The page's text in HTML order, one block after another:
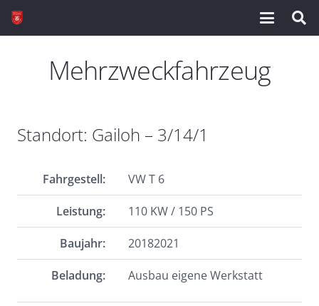
Mehrzweckfahrzeug
Standort: Gailoh – 3/14/1
Fahrgestell: VW T 6
Leistung: 110 KW / 150 PS
Baujahr: 20182021
Beladung: Ausbau eigene Werkstatt